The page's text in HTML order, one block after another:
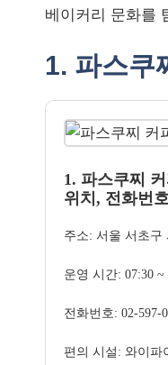
베이커리 문화를
1. 파스쿠
1. 파스쿠찌
위치, 전화번
주소: 서울 서초구
운영 시간: 07:30 ~
전화번호: 02-597-
편의 시설: 와이파